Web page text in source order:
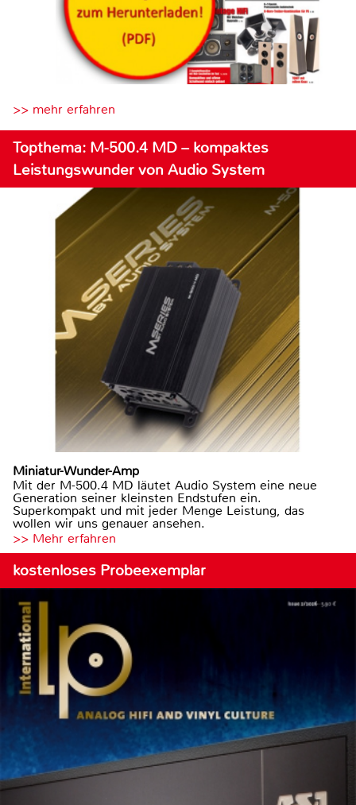
>> mehr erfahren
Topthema: M-500.4 MD – kompaktes
Leistungswunder von Audio System
Miniatur-Wunder-Amp
Mit der M-500.4 MD läutet Audio System eine neue
Generation seiner kleinsten Endstufen ein.
Superkompakt und mit jeder Menge Leistung, das
wollen wir uns genauer ansehen.
>> Mehr erfahren
kostenloses Probeexemplar